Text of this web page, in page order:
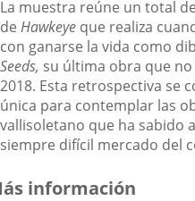
Descripción
La muestra reúne un total
de Hawkeye que realiza
con ganarse la vida como
Seeds, su última obra que
2018. Esta retrospectiva se
única para contemplar las
vallisoletano que ha sabido
siempre difícil mercado del
información